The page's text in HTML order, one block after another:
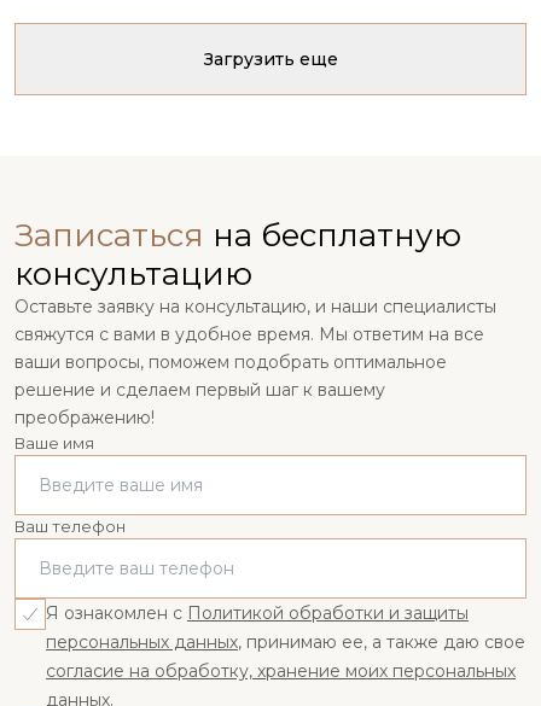
Загрузить еще
Записаться на бесплатную
консультацию
Оставьте заявку на консультацию, и наши специалисты
свяжутся с вами в удобное время. Мы ответим на все
ваши вопросы, поможем подобрать оптимальное
решение и сделаем первый шаг к вашему
преображению!
Ваше имя
Ваш телефон
Я ознакомлен с Политикой обработки и защиты
персональных данных, принимаю ее, а также даю свое
согласие на обработку, хранение моих персональных
данных.